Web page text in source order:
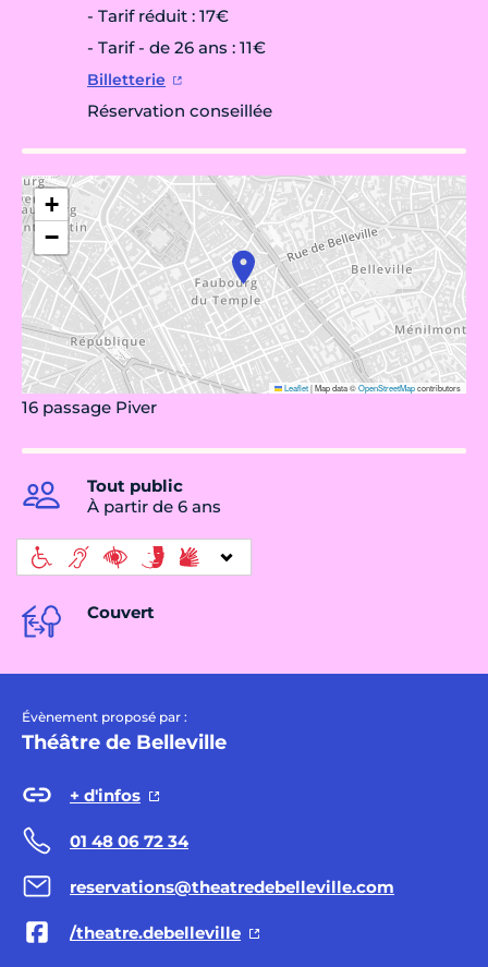
- Tarif réduit : 17€
- Tarif - de 26 ans : 11€
Billetterie
Réservation conseillée
+
−
Leaflet|Map data ©OpenStreetMapcontributors
16 passage Piver
Tout public
À partir de 6 ans
Couvert
Évènement proposé par :
Théâtre de Belleville
+ d'infos
01 48 06 72 34
reservations@theatredebelleville.com
/theatre.debelleville